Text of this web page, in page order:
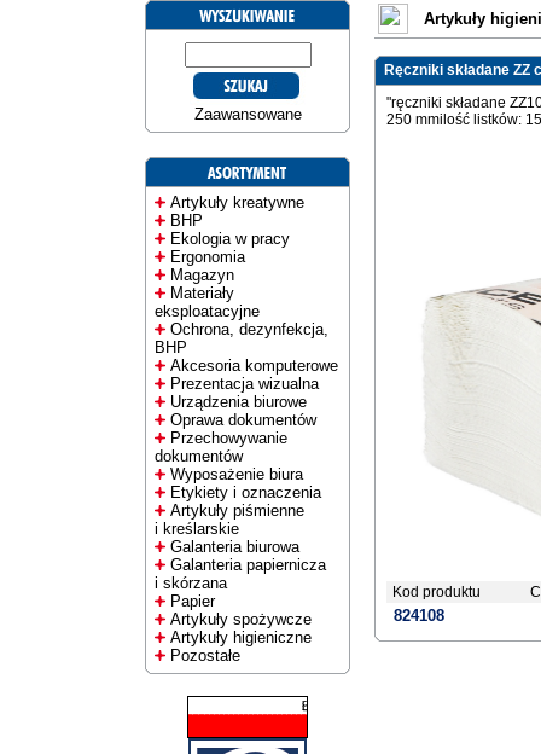
Zaawansowane
Artykuły kreatywne
BHP
Ekologia w pracy
Ergonomia
Magazyn
Materiały
eksploatacyjne
Ochrona, dezynfekcja,
BHP
Akcesoria komputerowe
Prezentacja wizualna
Urządzenia biurowe
Oprawa dokumentów
Przechowywanie
dokumentów
Wyposażenie biura
Etykiety i oznaczenia
Artykuły piśmienne
i kreślarskie
Galanteria biurowa
Galanteria papiernicza
i skórzana
Papier
Artykuły spożywcze
Artykuły higieniczne
Pozostałe
Artykuły
Ręczniki składane ZZ
"ręczniki składane
250 mmilość listków:
Kod produktu
824108